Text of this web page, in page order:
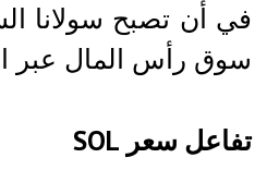
في أن تصبح سولانا
سوق رأس المال عبر
تفاعل سعر SOL